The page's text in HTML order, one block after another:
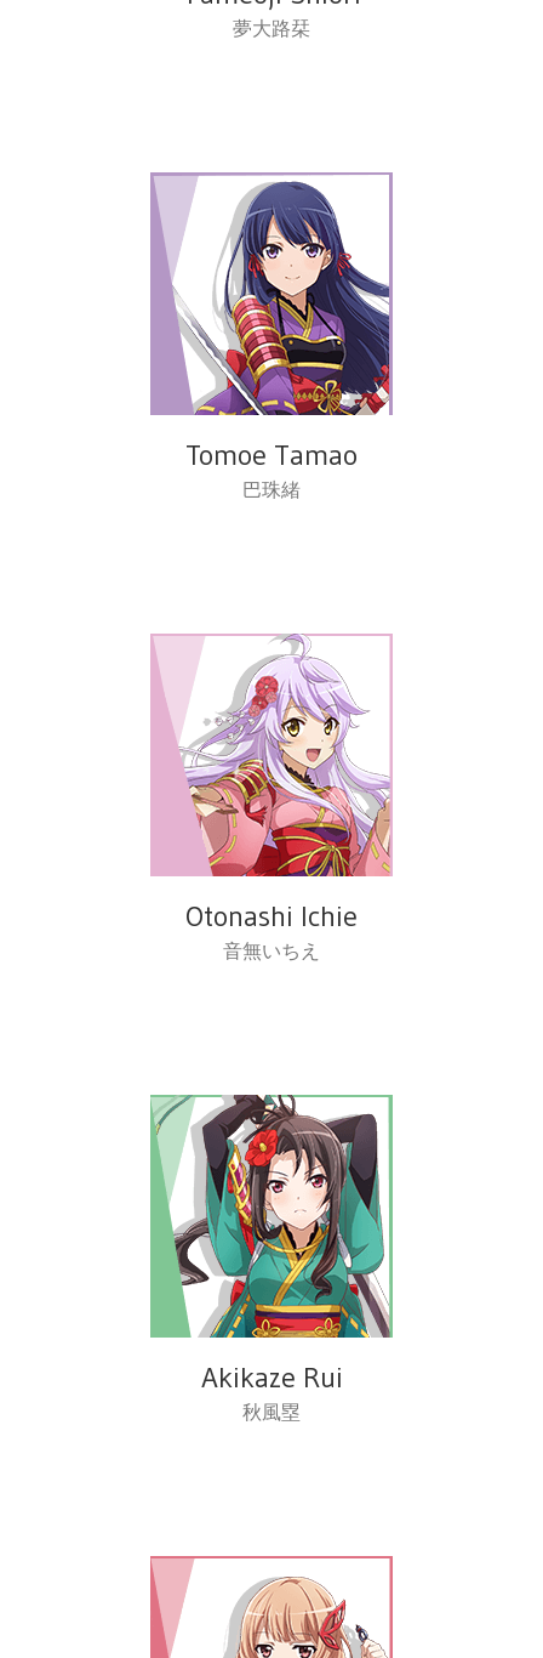
夢大路栞
Tomoe Tamao
巴珠緒
Otonashi Ichie
音無いちえ
Akikaze Rui
秋風塁